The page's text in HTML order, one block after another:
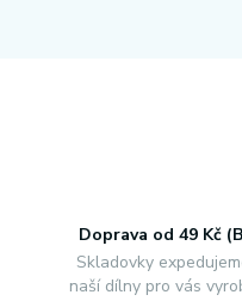
Doprava od 49 Kč
Skladovky
naší dílny pro vás